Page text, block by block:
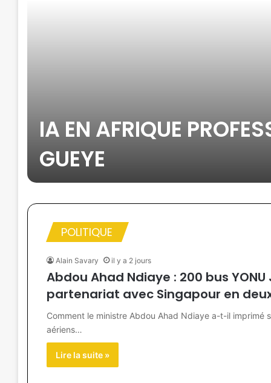
IA EN AFRIQUE
GUEYE
POLITIQUE
Alain Savary il y a 2 jours
Abdou Ahad Ndiaye : 200 bus
partenariat avec Singapour en
Comment le ministre Abdou Ahad Ndiaye a-t-il imprimé
aériens…
Lire la suite »